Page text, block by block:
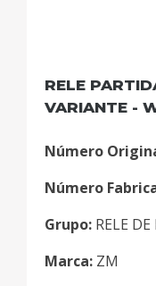
RELE
VARIANTE -
Número
Número
Grupo: RELE
Marca: ZM